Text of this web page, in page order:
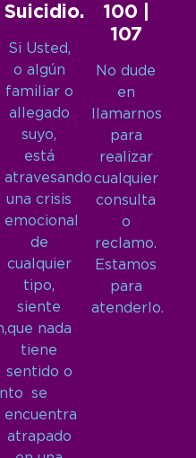
Suicidio.
Si Usted,
o algún
familiar o
allegado
suyo,
está
atravesando
una crisis
emocional
de
cualquier
tipo,
siente
que nada
tiene
sentido o
se
encuentra
atrapado
100 |
107
No dude
en
llamarnos
para
realizar
cualquier
consulta
o
reclamo.
Estamos
para
atenderlo.